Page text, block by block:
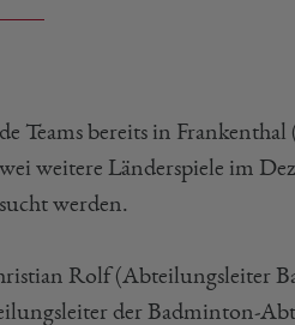
Teams bereits in
weitere Länderspiele im
werden.
Rolf (Abteilungsleiter
der Badminton-